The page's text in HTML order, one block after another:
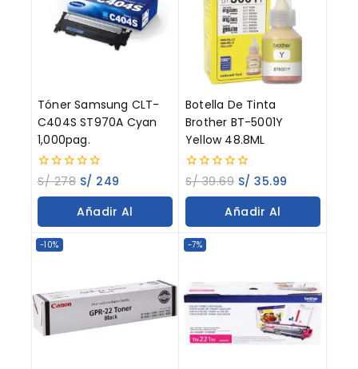
Tóner Samsung CLT-
C404S ST970A Cyan
1,000pag.
0
out
of
S/278 S/ 249
Añadir Al
Botella De Tinta
Brother BT-5001Y
Yellow 48.8ML
0
out
of
S/39.69 S/ 35.99
Añadir Al
-10% -7%